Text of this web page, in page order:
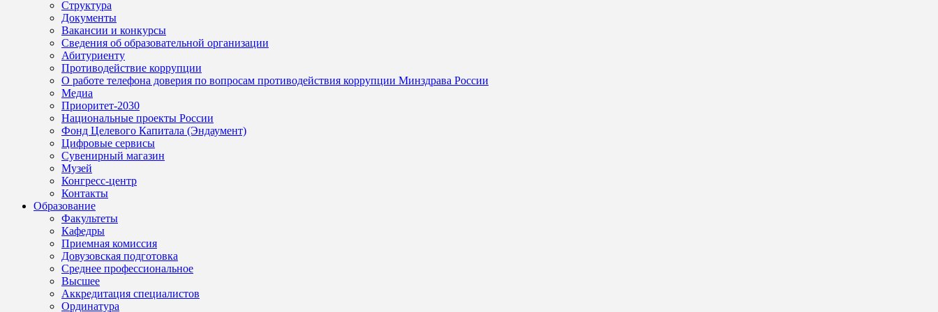
Структура
Документы
Вакансии и конкурсы
Сведения об образовательной организации
Абитуриенту
Противодействие коррупции
О работе телефона доверия по вопросам противодействия коррупции Минздрава России
Медиа
Приоритет-2030
Национальные проекты России
Фонд Целевого Капитала (Эндаумент)
Цифровые сервисы
Сувенирный магазин
Музей
Конгресс-центр
Контакты
Образование
Факультеты
Кафедры
Приемная комиссия
Довузовская подготовка
Среднее профессиональное
Высшее
Аккредитация специалистов
Ординатура